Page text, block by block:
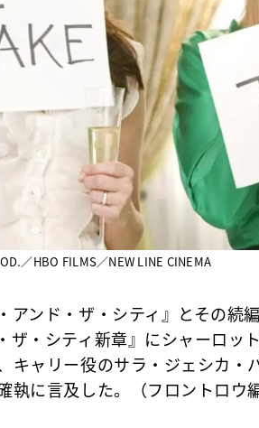
／HBO FILMS／NEW LINE CINEMA
アンド・ザ・シティ』とその続
ザ・シティ新章』にシャーロッ
キャリー役のサラ・ジェシカ・
執に言及した。（フロントロウ